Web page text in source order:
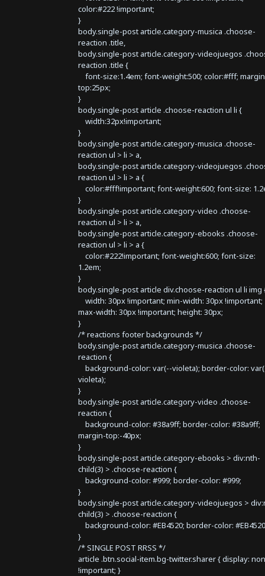
color:#222 !important;
}
body.single-post article.category-musica .choose-
reaction .title,
body.single-post article.category-videojuegos
reaction .title {
font-size:1.4em; font-weight:500; color:#fff;
top:25px;
}
body.single-post article .choose-reaction ul li {
width:32px!important;
}
body.single-post article.category-musica .choose-
reaction ul > li > a,
body.single-post article.category-videojuegos
reaction ul > li > a {
color:#fff!important; font-weight:600; font-size:
}
body.single-post article.category-video .choose-
reaction ul > li > a,
body.single-post article.category-ebooks .choose-
reaction ul > li > a {
color:#222!important; font-weight:600; font-size:
1.2em;
}
body.single-post article div.choose-reaction ul li img
width: 30px !important; min-width: 30px !important;
max-width: 30px !important; height: 30px;
}
/* reactions footer backgrounds */
body.single-post article.category-musica .choose-
reaction {
background-color: var(--violeta); border-color:
violeta);
}
body.single-post article.category-video .choose-
reaction {
background-color: #38a9ff; border-color: #38a9ff;
margin-top:-40px;
}
body.single-post article.category-ebooks > div:nth-
child(3) > .choose-reaction {
background-color: #999; border-color: #999;
}
body.single-post article.category-videojuegos >
child(3) > .choose-reaction {
background-color: #EB4520; border-color:
}
/* SINGLE POST RRSS */
article .btn.social-item.bg-twitter.sharer { display:
!important; }